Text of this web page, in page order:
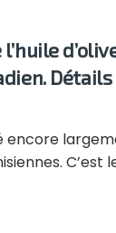
Détails
encore
C’est